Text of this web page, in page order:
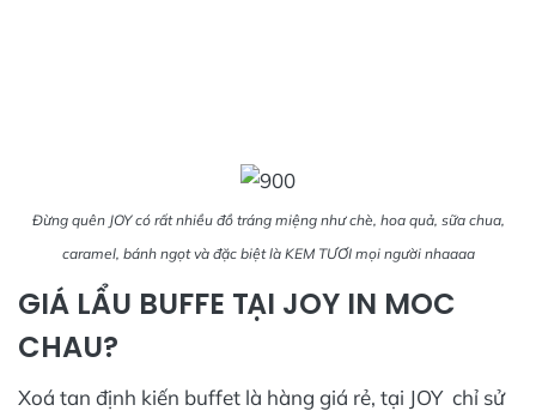
Đừng quên JOY có rất nhiều đồ tráng miệng như chè, hoa quả, sữa chua,
caramel, bánh ngọt và đặc biệt là KEM TƯƠI mọi người nhaaaa
GIÁ LẨU BUFFE TẠI JOY IN MOC
CHAU?
Xoá tan định kiến buffet là hàng giá rẻ, tại JOY chỉ sử